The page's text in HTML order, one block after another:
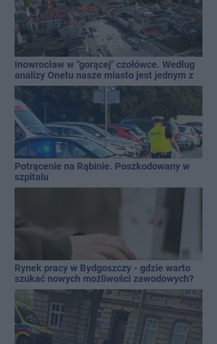
Inowrocław w "gorącej" czołówce. Według
analizy Onetu nasze miasto jest jednym z
najbardziej narażonych na upały
Potrącenie na Rąbinie. Poszkodowany w
szpitalu
Rynek pracy w Bydgoszczy - gdzie warto
szukać nowych możliwości zawodowych?